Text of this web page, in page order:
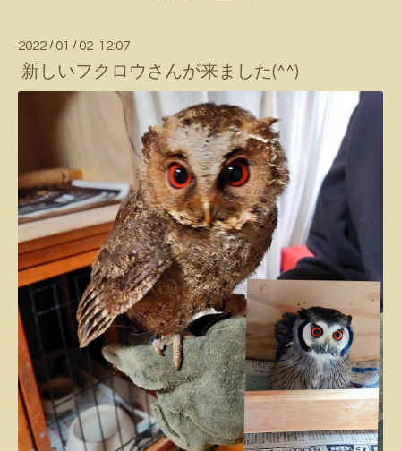
2022 / 01 / 02 12:07
新しいフクロウさんが来ました(^^)